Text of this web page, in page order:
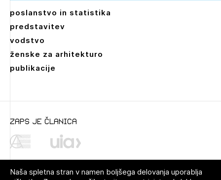
poslanstvo in statistika
predstavitev
vodstvo
ženske za arhitekturo
publikacije
zaps je članica
Naša spletna stran v namen boljšega delovanja uporablja